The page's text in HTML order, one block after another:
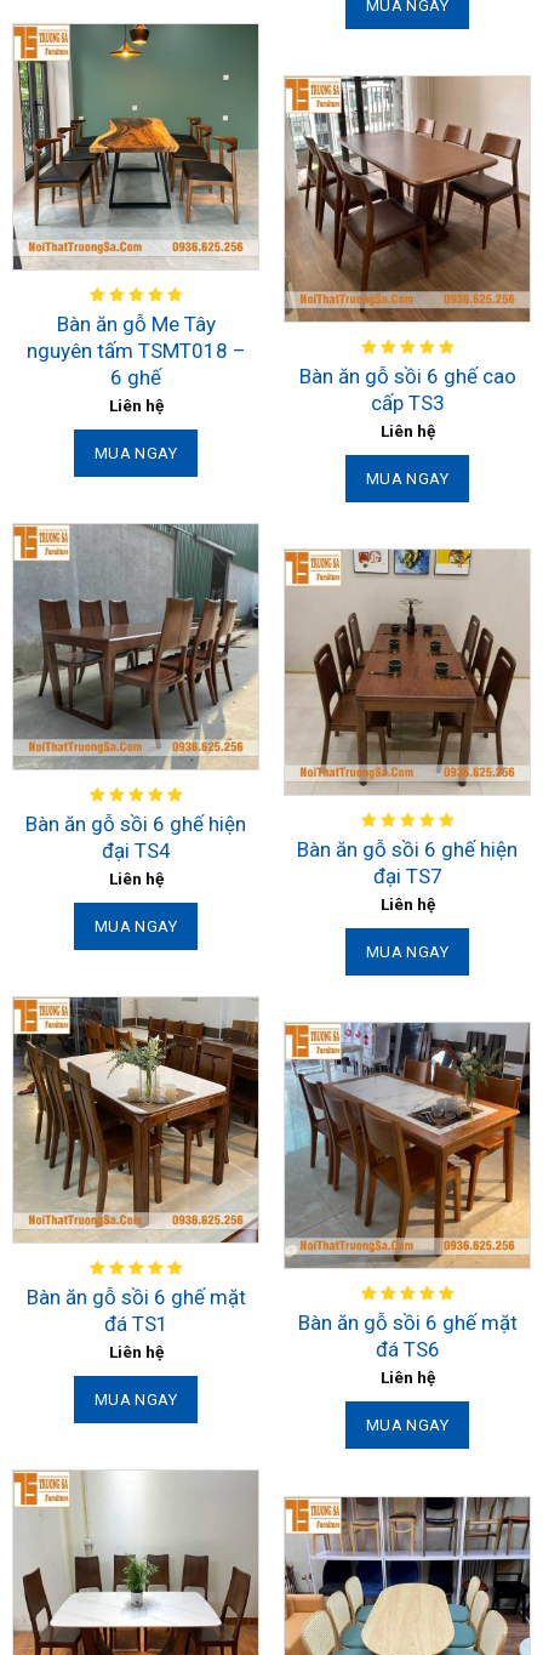
MUA NGAY
Bàn ăn gỗ Me Tây
nguyên tấm TSMT018 –
6 ghế
Liên hệ
MUA NGAY
Bàn ăn gỗ sồi 6 ghế cao
cấp TS3
Liên hệ
MUA NGAY
Bàn ăn gỗ sồi 6 ghế hiện
đại TS4
Liên hệ
MUA NGAY
Bàn ăn gỗ sồi 6 ghế hiện
đại TS7
Liên hệ
MUA NGAY
Bàn ăn gỗ sồi 6 ghế mặt
đá TS1
Liên hệ
MUA NGAY
Bàn ăn gỗ sồi 6 ghế mặt
đá TS6
Liên hệ
MUA NGAY